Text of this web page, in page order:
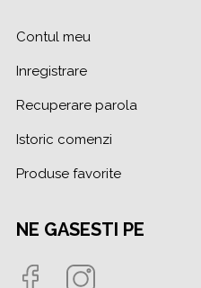
Contul meu
Inregistrare
Recuperare parola
Istoric comenzi
Produse favorite
NE GASESTI PE